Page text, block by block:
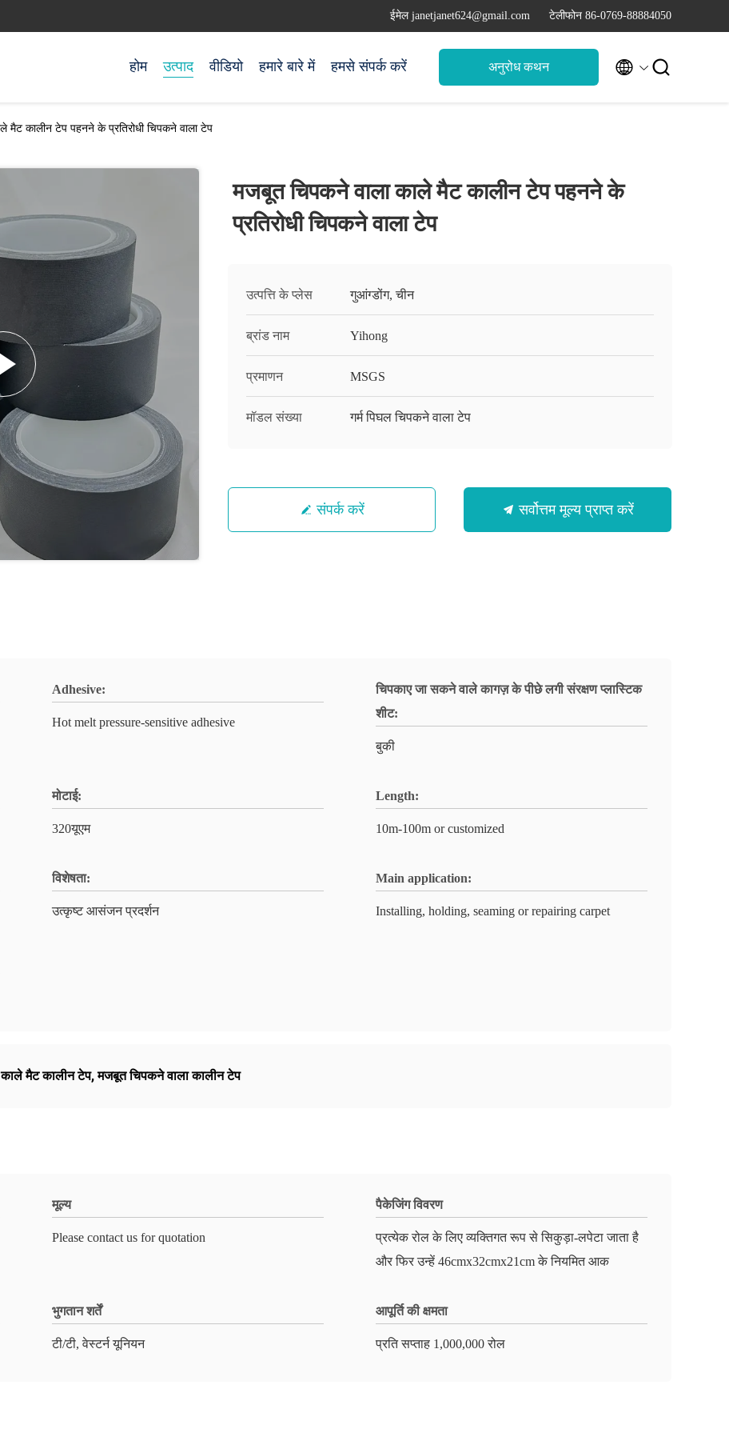
ईमेल janetjanet624@gmail.com टेलीफोन 86-0769-88884050
होम उत्पाद वीडियो हमारे बारे में हमसे संपर्क करें अनुरोध कथन  
मैट कालीन टेप पहनने के प्रतिरोधी चिपकने वाला टेप
मजबूत चिपकने वाला काले मैट कालीन टेप पहनने के
प्रतिरोधी चिपकने वाला टेप
उत्पत्ति के प्लेस गुआंग्डोंग, चीन
ब्रांड नाम Yihong
प्रमाणन MSGS
मॉडल संख्या गर्म पिघल चिपकने वाला टेप
संपर्क करें सर्वोत्तम मूल्य प्राप्त करें
Adhesive:
Hot melt pressure-sensitive adhesive
चिपकाए जा सकने वाले कागज़ के पीछे लगी संरक्षण प्लास्टिक
शीट:
बुकी
मोटाई:
320यूएम
Length:
10m-100m or customized
विशेषता:
उत्कृष्ट आसंजन प्रदर्शन
Main application:
Installing, holding, seaming or repairing carpet
काले मैट कालीन टेप,मजबूत चिपकने वाला कालीन टेप
मूल्य
Please contact us for quotation
पैकेजिंग विवरण
प्रत्येक रोल के लिए व्यक्तिगत रूप से सिकुड़ा-लपेटा जाता है
और फिर उन्हें 46cmx32cmx21cm के नियमित आक
भुगतान शर्तें
टी/टी, वेस्टर्न यूनियन
आपूर्ति की क्षमता
प्रति सप्ताह 1,000,000 रोल